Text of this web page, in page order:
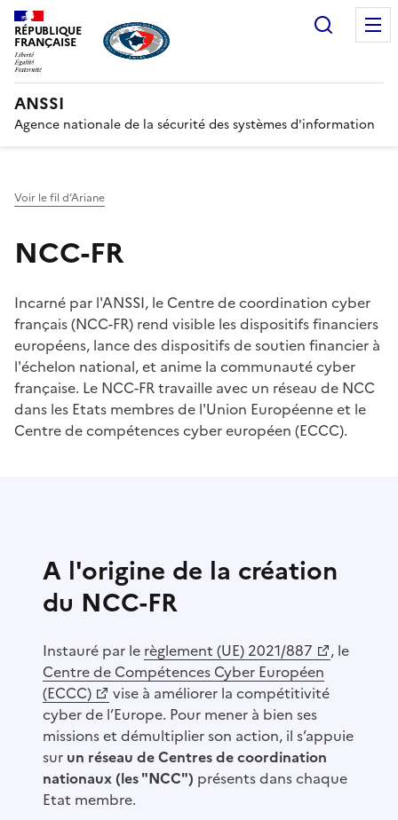
RÉPUBLIQUE
FRANÇAISE
ANSSI
Agence nationale de la sécurité des systèmes d'information
Voir le fil d’Ariane
NCC-FR
Incarné par l'ANSSI, le Centre de coordination cyber
français (NCC-FR) rend visible les dispositifs financiers
européens, lance des dispositifs de soutien financier à
l'échelon national, et anime la communauté cyber
française. Le NCC-FR travaille avec un réseau de NCC
dans les Etats membres de l'Union Européenne et le
Centre de compétences cyber européen (ECCC).
A l'origine de la création
du NCC-FR
Instauré par le
(Ouvre une nouvelle fenêtre)
règlement (UE) 2021/887
, le
(Ouvre une nouvelle fenêtre)
Centre de Compétences Cyber Européen
(ECCC)
vise à améliorer la compétitivité
cyber de l’Europe. Pour mener à bien ses
missions et démultiplier son action, il s’appuie
sur un réseau de Centres de coordination
nationaux (les "NCC") présents dans chaque
Etat membre.